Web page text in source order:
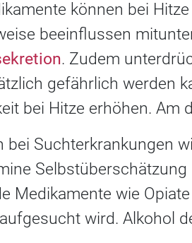
können bei
beeinflussen
. Zudem
gefährlich werden
bei Hitze erhöhen. Am
bei Suchterkrankungen
Medikamente wie
wird. Alkohol